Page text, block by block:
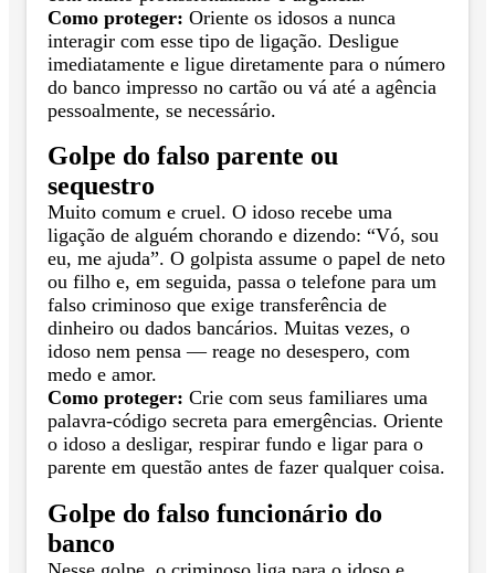
Como proteger: Oriente os idosos a nunca
interagir com esse tipo de ligação. Desligue
imediatamente e ligue diretamente para o número
do banco impresso no cartão ou vá até a agência
pessoalmente, se necessário.
Golpe do falso parente ou
sequestro
Muito comum e cruel. O idoso recebe uma
ligação de alguém chorando e dizendo: “Vó, sou
eu, me ajuda”. O golpista assume o papel de neto
ou filho e, em seguida, passa o telefone para um
falso criminoso que exige transferência de
dinheiro ou dados bancários. Muitas vezes, o
idoso nem pensa — reage no desespero, com
medo e amor.
Como proteger: Crie com seus familiares uma
palavra-código secreta para emergências. Oriente
o idoso a desligar, respirar fundo e ligar para o
parente em questão antes de fazer qualquer coisa.
Golpe do falso funcionário do
banco